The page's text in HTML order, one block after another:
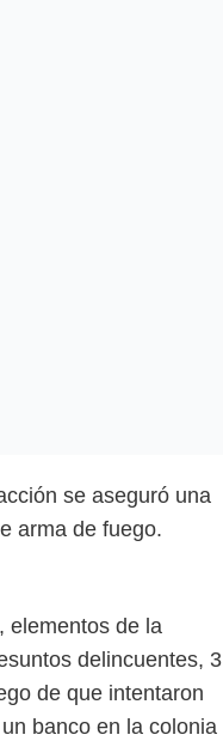
se aseguró una
arma de fuego.
elementos de la
delincuentes, 3
de que intentaron
banco en la colonia